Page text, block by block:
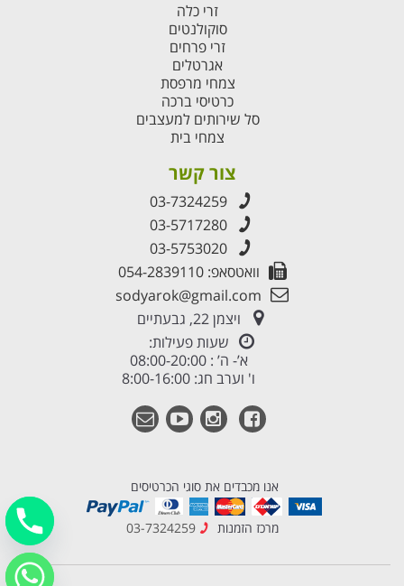
זרי כלה
סוקולנטים
זרי פרחים
אגרטלים
צמחי מרפסת
כרטיסי ברכה
סל שירותים למעצבים
צמחי בית
צור קשר
03-7324259
03-5717280
03-5753020
וואטסאפ: 054-2839110
sodyarok@gmail.com
ויצמן 22, גבעתיים
שעות פעילות:
א’- ה’ : 08:00-20:00
ו' וערב חג: 8:00-16:00
אנו מכבדים את סוגי הכרטיסים
מרכז הזמנות 03-7324259